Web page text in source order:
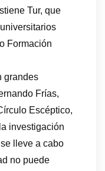
Tur, que
Formación
grandes
Frías,
Escéptico,
investigación
lleve a cabo
no puede